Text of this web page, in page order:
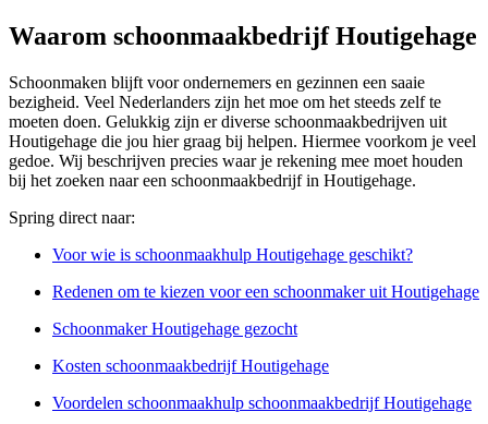
Waarom schoonmaakbedrijf Houtigehage
Schoonmaken blijft voor ondernemers en gezinnen een saaie
bezigheid. Veel Nederlanders zijn het moe om het steeds zelf te
moeten doen. Gelukkig zijn er diverse schoonmaakbedrijven uit
Houtigehage die jou hier graag bij helpen. Hiermee voorkom je veel
gedoe. Wij beschrijven precies waar je rekening mee moet houden
bij het zoeken naar een schoonmaakbedrijf in Houtigehage.
Spring direct naar:
Voor wie is schoonmaakhulp Houtigehage geschikt?
Redenen om te kiezen voor een schoonmaker uit Houtigehage
Schoonmaker Houtigehage gezocht
Kosten schoonmaakbedrijf Houtigehage
Voordelen schoonmaakhulp schoonmaakbedrijf Houtigehage